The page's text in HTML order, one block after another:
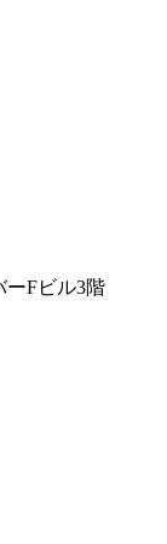
ーFビル3階